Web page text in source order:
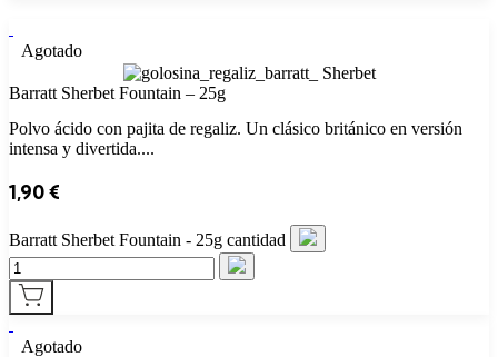
Agotado
Barratt Sherbet Fountain – 25g
Polvo ácido con pajita de regaliz. Un clásico británico en versión
intensa y divertida....
1,90€
Barratt Sherbet Fountain - 25g cantidad
Agotado